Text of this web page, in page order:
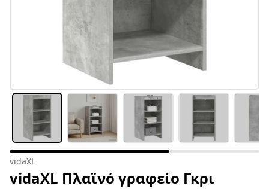
vidaXL
vidaXL Πλαϊνό γραφείο Γκρι